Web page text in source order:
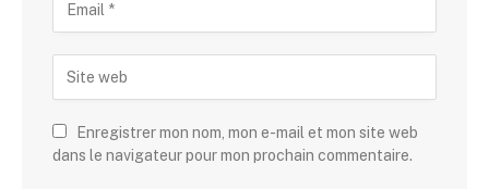
Enregistrer mon nom, mon e-mail et mon site web
dans le navigateur pour mon prochain commentaire.